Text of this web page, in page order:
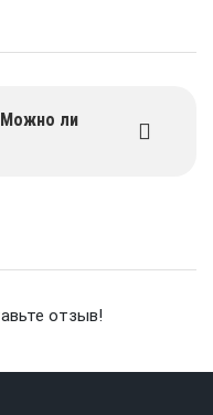
Можно ли
отзыв!